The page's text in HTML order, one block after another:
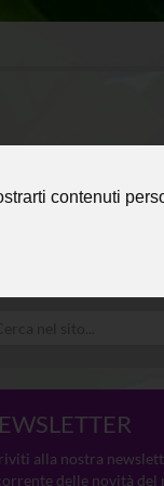
contenuti
alla nostra
delle novità del